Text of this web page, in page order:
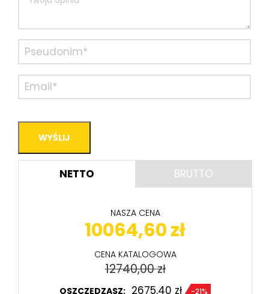
NETTO BRUTTO
NASZA CENA
10064,60zł
CENA KATALOGOWA
12740,00zł
OSZCZĘDZASZ: 2675,40 zł -21%